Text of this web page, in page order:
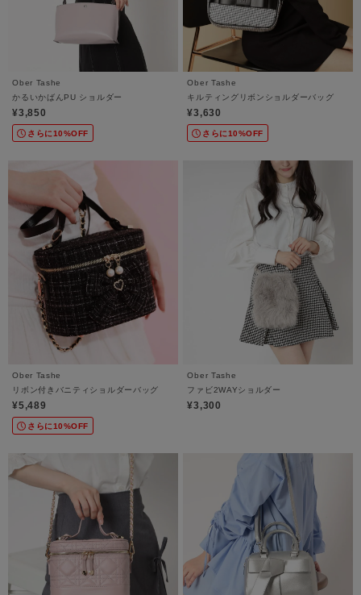
Ober Tashe
かるいかばんPU ショルダー
¥3,850
さらに10%OFF
Ober Tashe
キルティングリボンショルダーバッグ
¥3,630
さらに10%OFF
Ober Tashe
リボン付きバニティショルダーバッグ
¥5,489
さらに10%OFF
Ober Tashe
ファビ2WAYショルダー
¥3,300